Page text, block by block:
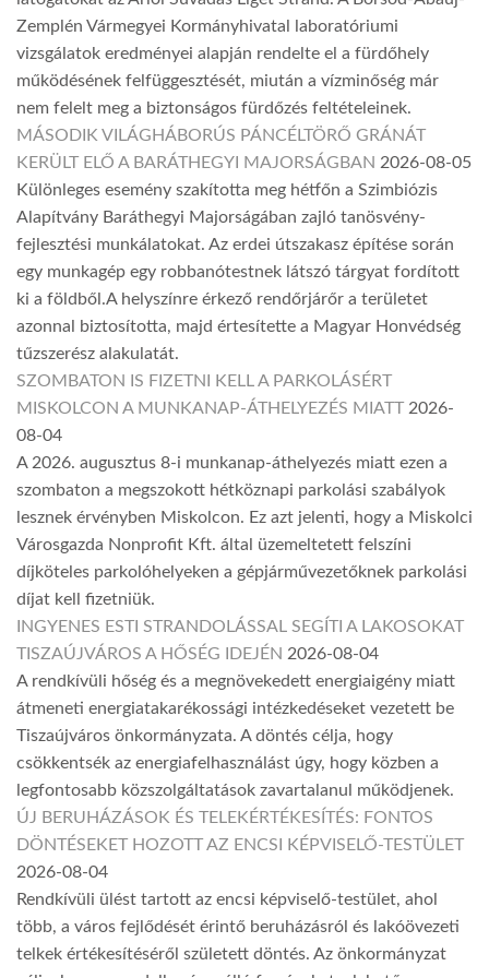
Zemplén Vármegyei Kormányhivatal laboratóriumi
vizsgálatok eredményei alapján rendelte el a fürdőhely
működésének felfüggesztését, miután a vízminőség már
nem felelt meg a biztonságos fürdőzés feltételeinek.
MÁSODIK VILÁGHÁBORÚS PÁNCÉLTÖRŐ GRÁNÁT
KERÜLT ELŐ A BARÁTHEGYI MAJORSÁGBAN 2026-08-05
Különleges esemény szakította meg hétfőn a Szimbiózis
Alapítvány Baráthegyi Majorságában zajló tanösvény-
fejlesztési munkálatokat. Az erdei útszakasz építése során
egy munkagép egy robbanótestnek látszó tárgyat fordított
ki a földből.A helyszínre érkező rendőrjárőr a területet
azonnal biztosította, majd értesítette a Magyar Honvédség
tűzszerész alakulatát.
SZOMBATON IS FIZETNI KELL A PARKOLÁSÉRT
MISKOLCON A MUNKANAP-ÁTHELYEZÉS MIATT 2026-
08-04
A 2026. augusztus 8-i munkanap-áthelyezés miatt ezen a
szombaton a megszokott hétköznapi parkolási szabályok
lesznek érvényben Miskolcon. Ez azt jelenti, hogy a Miskolci
Városgazda Nonprofit Kft. által üzemeltetett felszíni
díjköteles parkolóhelyeken a gépjárművezetőknek parkolási
díjat kell fizetniük.
INGYENES ESTI STRANDOLÁSSAL SEGÍTI A LAKOSOKAT
TISZAÚJVÁROS A HŐSÉG IDEJÉN 2026-08-04
A rendkívüli hőség és a megnövekedett energiaigény miatt
átmeneti energiatakarékossági intézkedéseket vezetett be
Tiszaújváros önkormányzata. A döntés célja, hogy
csökkentsék az energiafelhasználást úgy, hogy közben a
legfontosabb közszolgáltatások zavartalanul működjenek.
ÚJ BERUHÁZÁSOK ÉS TELEKÉRTÉKESÍTÉS: FONTOS
DÖNTÉSEKET HOZOTT AZ ENCSI KÉPVISELŐ-TESTÜLET
2026-08-04
Rendkívüli ülést tartott az encsi képviselő-testület, ahol
több, a város fejlődését érintő beruházásról és lakóövezeti
telkek értékesítéséről született döntés. Az önkormányzat